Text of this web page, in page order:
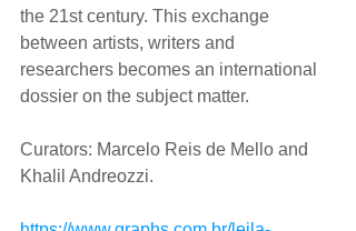
the 21st century. This exchange
between artists, writers and
researchers becomes an international
dossier on the subject matter.
Curators: Marcelo Reis de Mello and
Khalil Andreozzi.